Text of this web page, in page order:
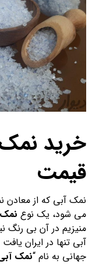
خرید نمک
قیمت
نمک آبی که از معادن
می شود، یک نوع
منیزیم در آن بی
آبی تنها در ایران
جهانی به نام “نمک